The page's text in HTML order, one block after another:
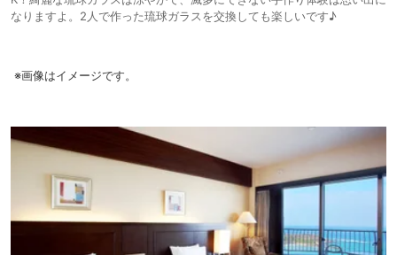
ーズンとはいえ）コストパフォーマンスも優秀。問題はレストランのキャ
パシティー。それさえクリアできれば、優雅なリゾートライフを満喫でき
なりますよ。2人で作った琉球ガラスを交換しても楽しいです♪
※画像はイメージです。